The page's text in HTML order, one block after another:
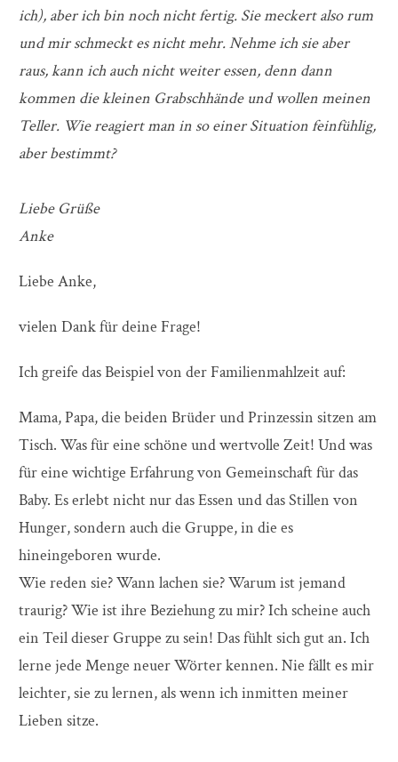
ich), aber ich bin noch nicht fertig. Sie meckert also rum
und mir schmeckt es nicht mehr. Nehme ich sie aber
raus, kann ich auch nicht weiter essen, denn dann
kommen die kleinen Grabschhände und wollen meinen
Teller. Wie reagiert man in so einer Situation feinfühlig,
aber bestimmt?
Liebe Grüße
Anke
Liebe Anke,
vielen Dank für deine Frage!
Ich greife das Beispiel von der Familienmahlzeit auf:
Mama, Papa, die beiden Brüder und Prinzessin sitzen am
Tisch. Was für eine schöne und wertvolle Zeit! Und was
für eine wichtige Erfahrung von Gemeinschaft für das
Baby. Es erlebt nicht nur das Essen und das Stillen von
Hunger, sondern auch die Gruppe, in die es
hineingeboren wurde.
Wie reden sie? Wann lachen sie? Warum ist jemand
traurig? Wie ist ihre Beziehung zu mir? Ich scheine auch
ein Teil dieser Gruppe zu sein! Das fühlt sich gut an. Ich
lerne jede Menge neuer Wörter kennen. Nie fällt es mir
leichter, sie zu lernen, als wenn ich inmitten meiner
Lieben sitze.